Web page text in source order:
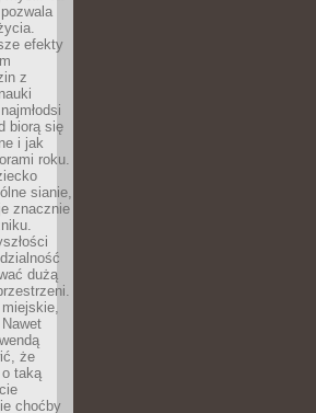
efekty
z
biorą się
i jak
roku.
sianie,
znacznie
dużą
że
taką
choćby